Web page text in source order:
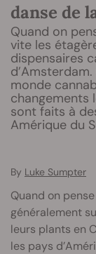
danse de
Quand on
vite les
dispensaires
monde
changements
sont faits à
Amérique du
By Luke Sumpter
Quand on
généralement
leurs plants en
les pays